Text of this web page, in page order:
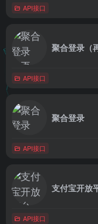
API接口
聚合登录（
API接口
聚合登录
API接口
支付宝开放
API接口